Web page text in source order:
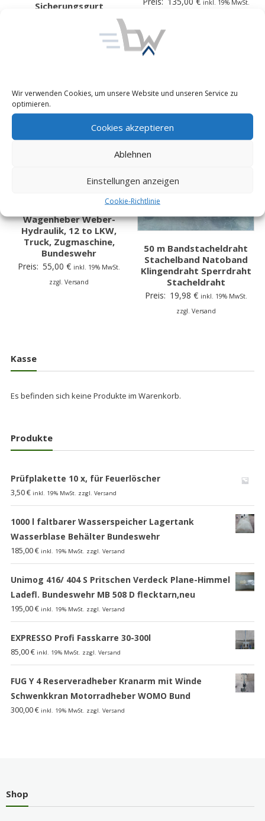
Wir verwenden Cookies, um unsere Website und unseren Service zu
optimieren.
Cookies akzeptieren
Ablehnen
Einstellungen anzeigen
Cookie-Richtlinie
Sicherungsgurt
Haltegurt Klettergurt
inkl. 19% MwSt.
Wagenheber Weber-
Hydraulik, 12 to LKW,
Truck, Zugmaschine,
Bundeswehr
Preis: 55,00€ inkl. 19% MwSt.
zzgl. Versand
50 m Bandstacheldraht
Stachelband Natoband
Klingendraht Sperrdraht
Stacheldraht
Preis: 19,98 € inkl. 19% MwSt.
zzgl. Versand
Kasse
Es befinden sich keine Produkte im Warenkorb.
Produkte
Prüfplakette 10 x, für Feuerlöscher
3,50€ inkl. 19% MwSt. zzgl. Versand
1000 l faltbarer Wasserspeicher Lagertank
Wasserblase Behälter Bundeswehr
185,00€ inkl. 19% MwSt. zzgl. Versand
Unimog 416/ 404 S Pritschen Verdeck Plane-Himmel
Ladefl. Bundeswehr MB 508 D flecktarn,neu
195,00€ inkl. 19% MwSt. zzgl. Versand
EXPRESSO Profi Fasskarre 30-300l
85,00€ inkl. 19% MwSt. zzgl. Versand
FUG Y 4 Reserveradheber Kranarm mit Winde
Schwenkkran Motorradheber WOMO Bund
300,00€ inkl. 19% MwSt. zzgl. Versand
Shop